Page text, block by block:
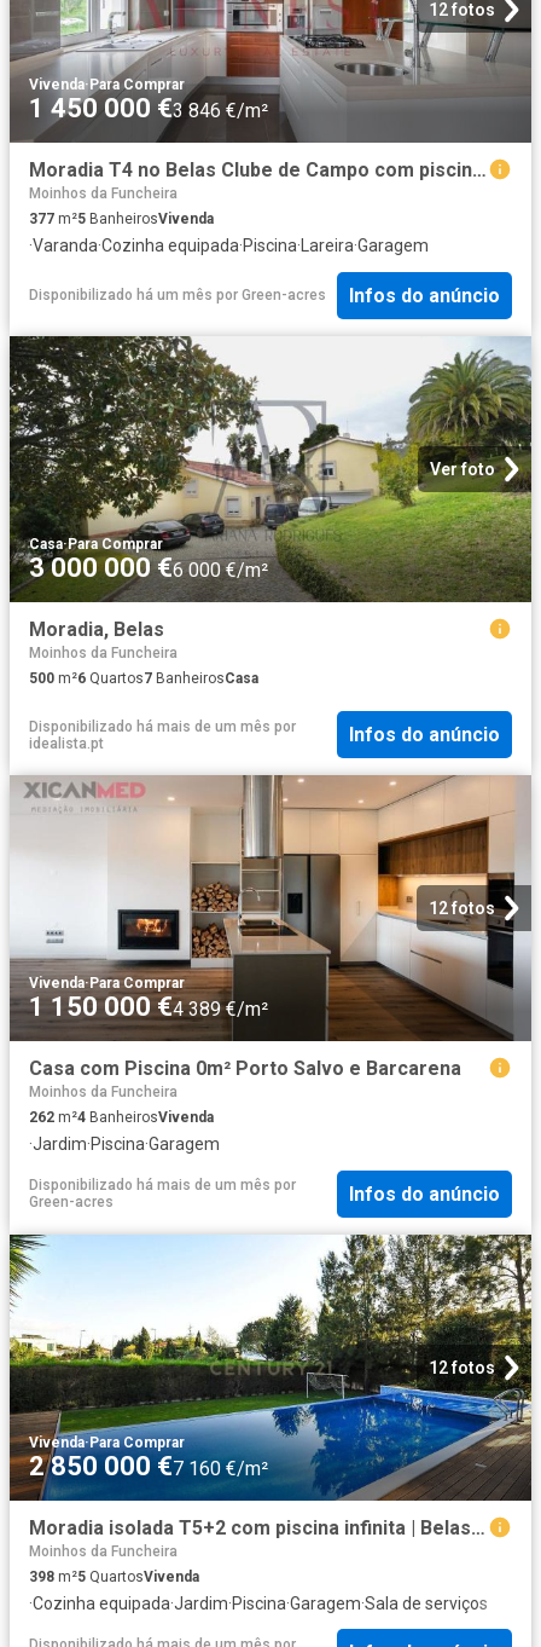
12 fotos
Vivenda· Para Comprar
1 450 000 €3 846 €/m²
Moradia T4 no Belas Clube de Campo com piscina, Sintra 377m² Queluz e belas
Moinhos da Funcheira
377 m²5 BanheirosVivenda
·Varanda·Cozinha equipada·Piscina· Lareira·Garagem
Disponibilizado há um mês por Green-acres Infos do anúncio
Ver foto
Casa·Para Comprar
3 000 000 €6 000 €/m²
Moradia, Belas
Moinhos da Funcheira
500 m²6 Quartos7 BanheirosCasa
Disponibilizado há mais de um mês por
idealista.pt
Infos do anúncio
12 fotos
Vivenda·Para Comprar
1 150 000 €4 389 €/m²
Casa com Piscina 0m² Porto Salvo e Barcarena
Moinhos da Funcheira
262 m²4 BanheirosVivenda
·Jardim·Piscina·Garagem
Disponibilizado há mais de um mês por
Green-acres
Infos do anúncio
12 fotos
Vivenda·Para Comprar
2 850 000 €7 160 €/m²
Moradia isolada T5+2 com piscina infinita | Belas Clube de C. 398m² Queluz e belas
Moinhos da Funcheira
398 m²5 QuartosVivenda
·Cozinha equipada·Jardim·Piscina·Garagem·Sala de serviços